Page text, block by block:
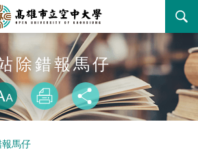
除錯報馬仔
略過字型切
放大
列印 分享
馬仔